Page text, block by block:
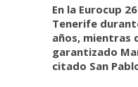
En la Eurocup
Tenerife
años, mientras
garantizado
citado San